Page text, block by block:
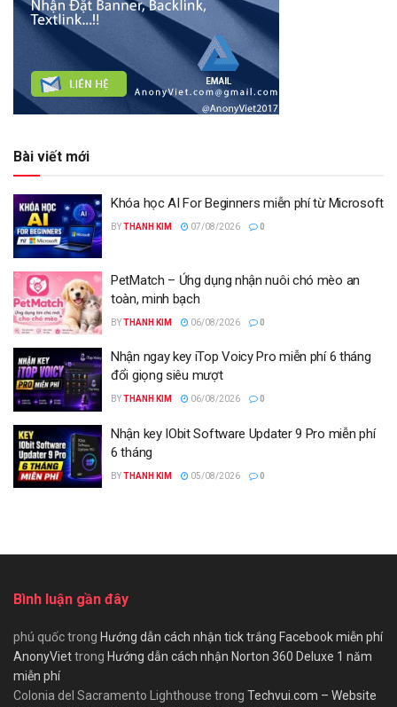
Bài viết mới
Khóa học AI For Beginners miễn phí từ Microsoft
BYTHANH KIM 07/08/2026 0
PetMatch – Ứng dụng nhận nuôi chó mèo an
toàn, minh bạch
BYTHANH KIM 06/08/2026 0
Nhận ngay key iTop Voicy Pro miễn phí 6 tháng
đổi giọng siêu mượt
BYTHANH KIM 06/08/2026 0
Nhận key IObit Software Updater 9 Pro miễn phí
6 tháng
BYTHANH KIM 05/08/2026 0
Bình luận gần đây
phú quốctrong Hướng dẫn cách nhận tick trắng Facebook miễn phí
AnonyViettrong Hướng dẫn cách nhận Norton 360 Deluxe 1 năm
miễn phí
Colonia del Sacramento Lighthouse trong Techvui.com – Website